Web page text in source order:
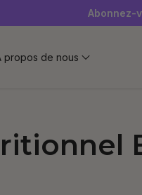
Offre « SLEEPAbonnez-
propos de nous